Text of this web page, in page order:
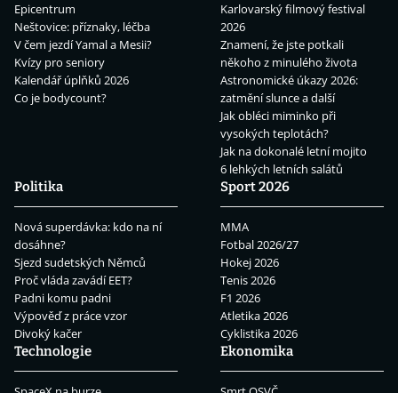
Epicentrum
Neštovice: příznaky, léčba
V čem jezdí Yamal a Mesii?
Kvízy pro seniory
Kalendář úplňků 2026
Co je bodycount?
Karlovarský filmový festival
2026
Znamení, že jste potkali
někoho z minulého života
Astronomické úkazy 2026:
zatmění slunce a další
Jak obléci miminko při
vysokých teplotách?
Jak na dokonalé letní mojito
6 lehkých letních salátů
Politika
Nová superdávka: kdo na ní
dosáhne?
Sjezd sudetských Němců
Proč vláda zavádí EET?
Padni komu padni
Výpověď z práce vzor
Divoký kačer
Sport 2026
MMA
Fotbal 2026/27
Hokej 2026
Tenis 2026
F1 2026
Atletika 2026
Cyklistika 2026
Technologie
Ekonomika